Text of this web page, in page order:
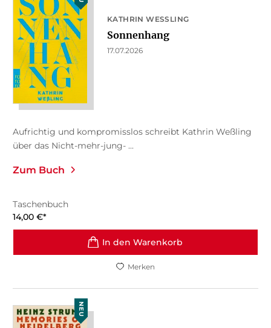
KATHRIN WESSLING
Sonnenhang
17.07.2026
Aufrichtig und kompromisslos schreibt Kathrin Weßling
über das Nicht-mehr-jung- ...
Zum Buch
Taschenbuch
14,00 €*
In den Warenkorb
Merken
NEU